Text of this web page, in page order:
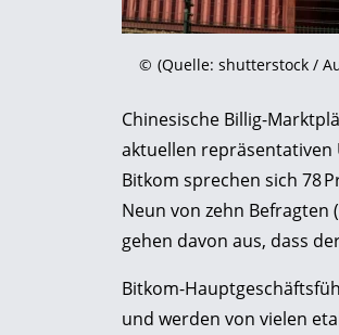
© (Quelle: shutterstock /
Chinesische Billig-
aktuellen repräsentativen
Bitkom sprechen sich 78
Neun von zehn Befragten
gehen davon aus, dass
Bitkom-
und werden von vielen